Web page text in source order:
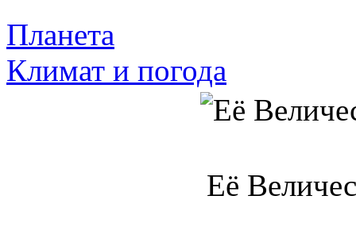
Планета
Климат и погода
Её